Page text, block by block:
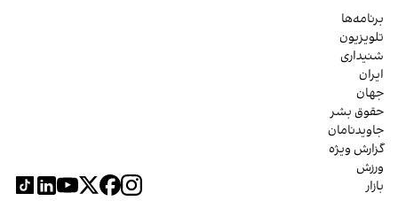
برنامه‌ها
تلویزیون
شنیداری
ایران
جهان
حقوق بشر
جاویدنامان
گزارش ویژه
ورزش
بازار